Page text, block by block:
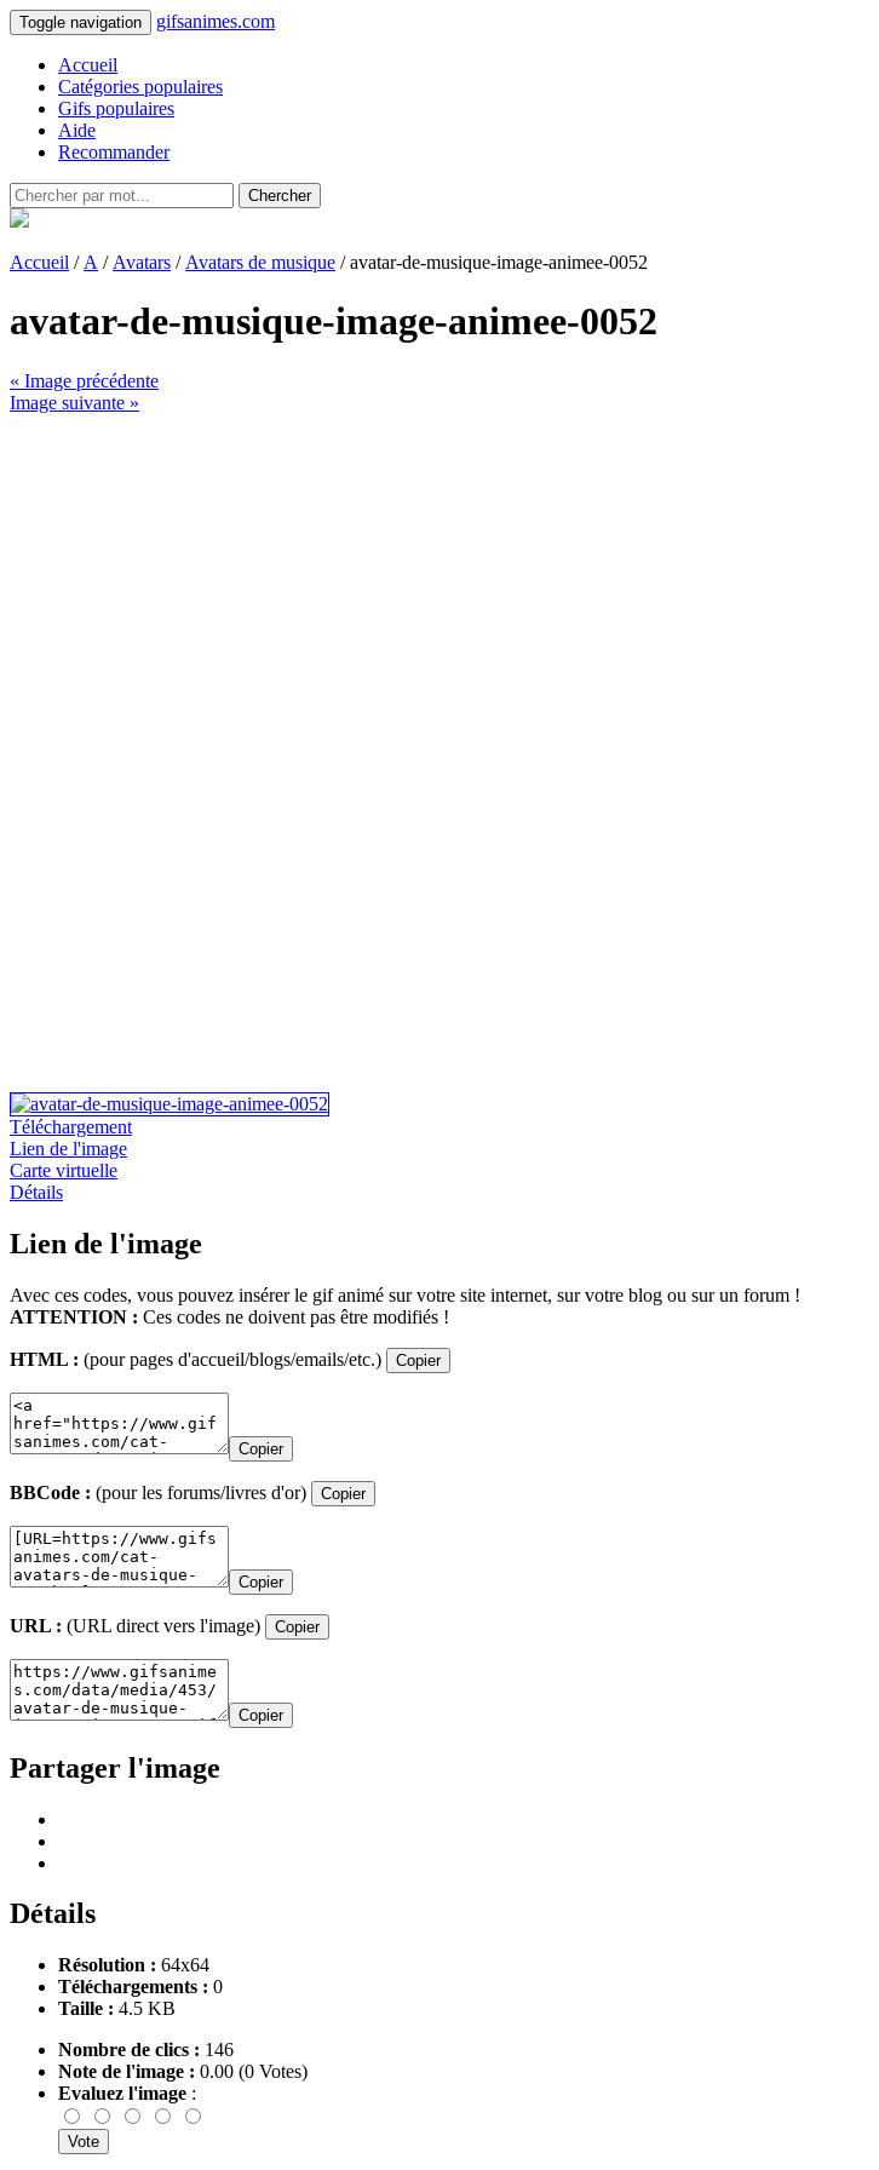
Toggle navigation gifsanimes.com
Accueil
Catégories populaires
Gifs populaires
Aide
Recommander
Chercher
Accueil / A / Avatars / Avatars de musique / avatar-de-musique-image-animee-0052
avatar-de-musique-image-animee-0052
« Image précédente
Image suivante »
Téléchargement
Lien de l'image
Carte virtuelle
Détails
Lien de l'image
Avec ces codes, vous pouvez insérer le gif animé sur votre site internet, sur votre blog ou sur un forum !
ATTENTION : Ces codes ne doivent pas être modifiés !
HTML : (pour pages d'accueil/blogs/emails/etc.) Copier
Copier
BBCode : (pour les forums/livres d'or) Copier
Copier
URL : (URL direct vers l'image) Copier
Copier
Partager l'image
Détails
Résolution : 64x64
Téléchargements : 0
Taille : 4.5 KB
Nombre de clics : 146
Note de l'image : 0.00 (0 Votes)
Evaluez l'image :